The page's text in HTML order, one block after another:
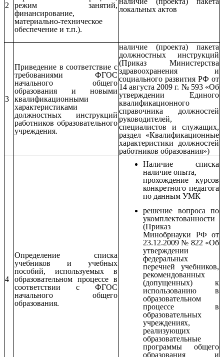
2
режим занятий,
финансирование,
материально-техническое
обеспечение и т.п.).
локальных актов
3
Приведение в соответствие с
требованиями ФГОС
начального общего
образования и новыми
квалификационными
характеристиками
должностных инструкций
работников образовательного
учреждения.
наличие (проекта) пакета
должностных инструкций
(Приказ Министерства
здравоохранения и
социального развития РФ от
14 августа 2009 г. № 593 «Об
утверждении Единого
квалификационного
справочника должностей
руководителей,
специалистов и служащих,
раздел «Квалификационные
характеристики должностей
работников образования»)
4
Определение списка
учебников и учебных
пособий, используемых в
образовательном процессе в
соответствии с ФГОС
начального общего
образования.
Наличие списка
наличие опыта,
прохождение курсов
конкретного педагога
по данным УМК
решение вопроса по
укомплектованности
(Приказ
Минобрнауки РФ от
23.12.2009 № 822 «Об
утверждении
федеральных
перечней учебников,
рекомендованных
(допущенных) к
использованию в
образовательном
процессе в
образовательных
учреждениях,
реализующих
образовательные
программы общего
образования и